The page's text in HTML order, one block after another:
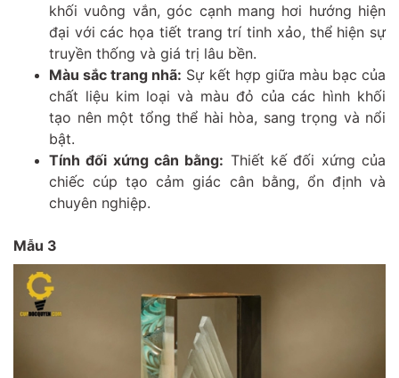
khối vuông vắn, góc cạnh mang hơi hướng hiện
đại với các họa tiết trang trí tinh xảo, thể hiện sự
truyền thống và giá trị lâu bền.
Màu sắc trang nhã: Sự kết hợp giữa màu bạc của
chất liệu kim loại và màu đỏ của các hình khối
tạo nên một tổng thể hài hòa, sang trọng và nổi
bật.
Tính đối xứng cân bằng: Thiết kế đối xứng của
chiếc cúp tạo cảm giác cân bằng, ổn định và
chuyên nghiệp.
Mẫu 3